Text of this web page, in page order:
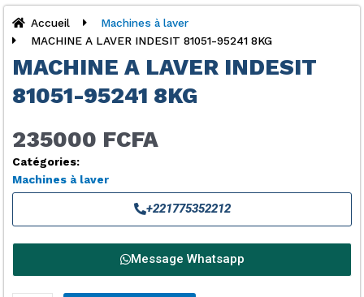
Accueil
Machines à laver
MACHINE A LAVER INDESIT 81051-95241 8KG
MACHINE A LAVER INDESIT
81051-95241 8KG
235000 FCFA
Catégories:
Machines à laver
+221775352212
Message Whatsapp